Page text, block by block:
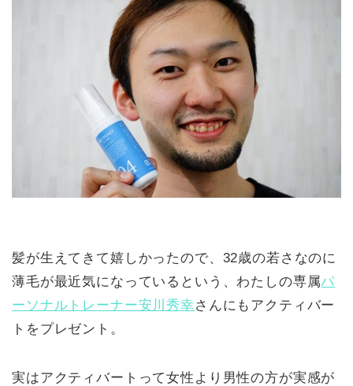
髪が生えてきて嬉しかったので、32歳の若さなのに
薄毛が最近気になっているという、わたしの専属パ
ーソナルトレーナー安川秀幸さんにもアクティバー
トをプレゼント。
実はアクティバートって女性より男性の方が実感が